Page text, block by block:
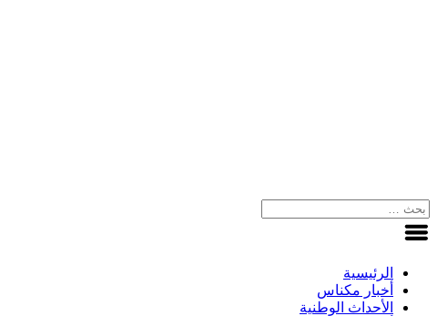
الرئيسية
أخبار مكناس
الأحداث الوطنية